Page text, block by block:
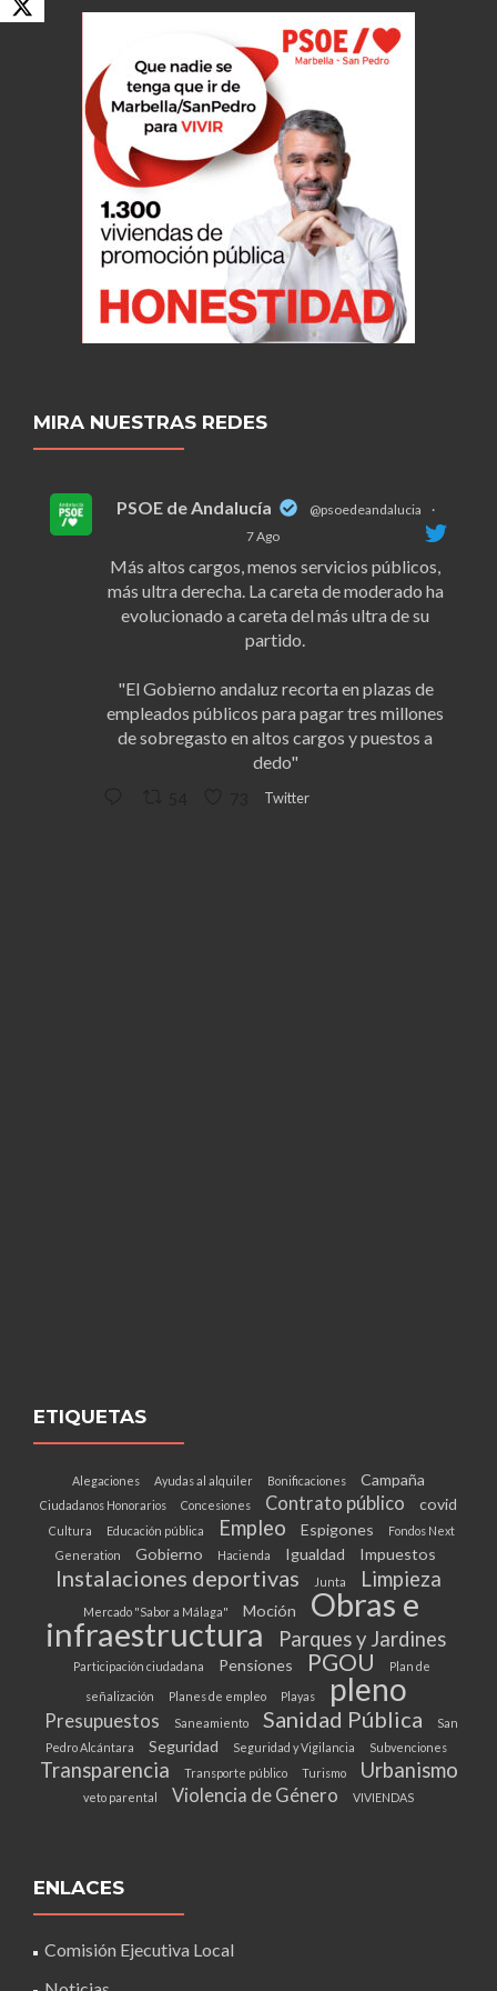
MIRA NUESTRAS REDES
PSOE de Andalucía @psoedeandalucia
·
7 Ago
Más altos cargos, menos servicios públicos,
más ultra derecha. La careta de moderado ha
evolucionado a careta del más ultra de su
partido.
"El Gobierno andaluz recorta en plazas de
empleados públicos para pagar tres millones
de sobregasto en altos cargos y puestos a
dedo"
Twitter
ETIQUETAS
Alegaciones Ayudas al alquiler Bonificaciones Campaña
Ciudadanos Honorarios Concesiones Contrato público covid
Cultura Educación pública Empleo Espigones
Fondos Next
Generation
Gobierno Hacienda Igualdad Impuestos
Instalaciones deportivas Junta Limpieza
Mercado "Sabor a Málaga" Moción Obras e
infraestructura Parques y Jardines
Participación ciudadana Pensiones PGOU Plan de
señalización Planes de empleo Playas pleno
Presupuestos Saneamiento Sanidad Pública
San
Pedro Alcántara
Seguridad Seguridad y Vigilancia Subvenciones
Transparencia Transporte público Turismo Urbanismo
veto parental Violencia de Género VIVIENDAS
ENLACES
Comisión Ejecutiva Local